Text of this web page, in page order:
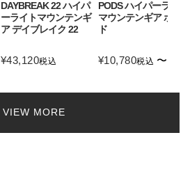
DAYBREAK 22 ハイパ
ーライトマウンテンギ
ア デイブレイク 22
¥43,120税込
PODS ハイパーライト
マウンテンギア ポッ
ド
¥10,780税込 〜
VIEW MORE